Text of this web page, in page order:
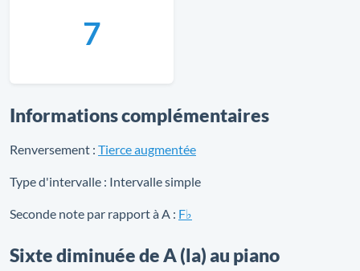
7
Informations complémentaires
Renversement : Tierce augmentée
Type d'intervalle : Intervalle simple
Seconde note par rapport à A : F♭
Sixte diminuée de A (la) au piano